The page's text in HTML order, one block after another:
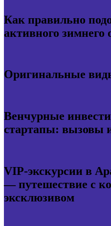
Как правильно
активного зимнего
Оригинальные
Венчурные
стартапы: вызовы
VIP-экскурсии в
— путешествие с
эксклюзивом